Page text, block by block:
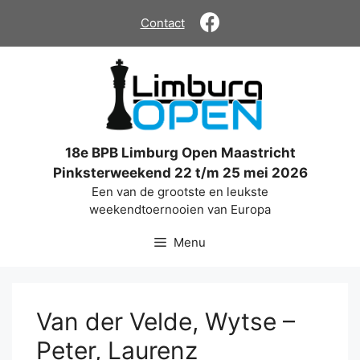
de
Contact
18e BPB Limburg Open Maastricht
Pinksterweekend 22 t/m 25 mei 2026
Een van de grootste en leukste
weekendtoernooien van Europa
Menu
Van der Velde, Wytse –
Peter, Laurenz